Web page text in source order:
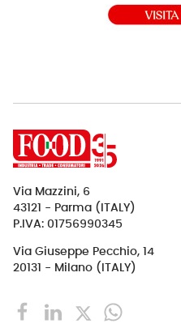
Via Mazzini, 6
43121 - Parma (ITALY)
P.IVA: 01756990345
Via Giuseppe Pecchio, 14
20131 - Milano (ITALY)